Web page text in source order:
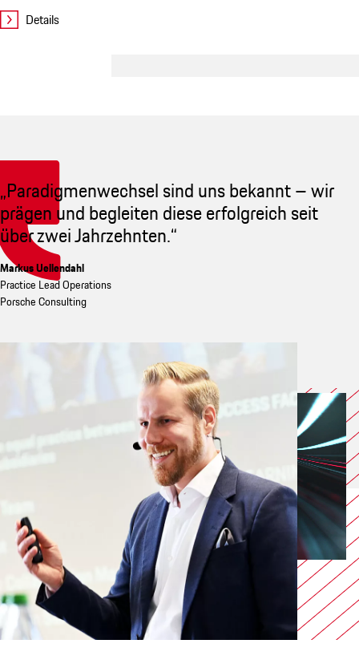
Details
„Paradigmenwechsel sind uns bekannt – wir
prägen und begleiten diese erfolgreich seit
über zwei Jahrzehnten.“
Markus Uellendahl
Practice Lead Operations
Porsche Consulting